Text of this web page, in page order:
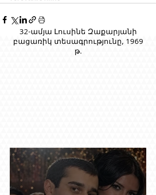
32-ամյա Լուսինե Զաքարյանի
բացառիկ տեսագրությունը, 1969
թ.